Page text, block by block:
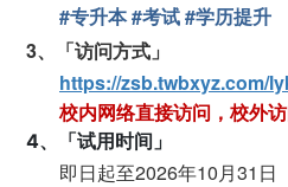
#专升本 #考试 #学历提升
3、「访问方式」
https://zsb.twbxyz.com/
校内网络直接访问， 校外
4、「试用时间」
即日起至2026年10月31日